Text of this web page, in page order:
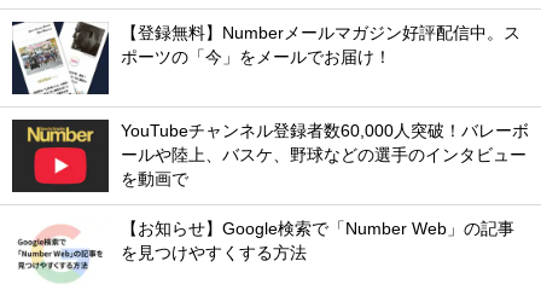
【登録無料】Numberメールマガジン好評配信中。ス
ポーツの「今」をメールでお届け！
YouTubeチャンネル登録者数60,000人突破！バレーボ
ールや陸上、バスケ、野球などの選手のインタビュー
を動画で
【お知らせ】Google検索で「Number Web」の記事
を見つけやすくする方法